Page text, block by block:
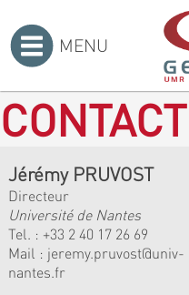
MENU
Jérémy PRUVOST
Directeur
Université de Nantes
Tel. : +33 2 40 17 26 69
Mail : jeremy.pruvost@univ-
nantes.fr